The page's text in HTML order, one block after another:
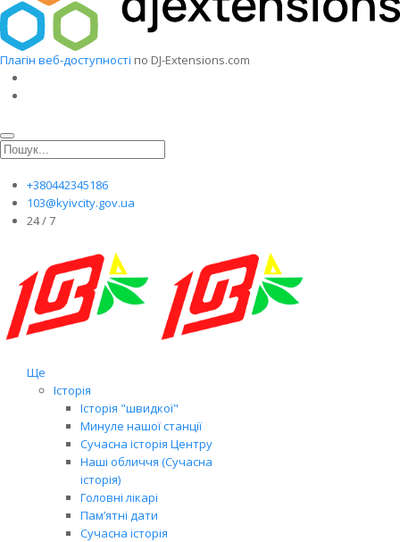
Плагін веб-доступності по DJ-Extensions.com
+380442345186
103@kyivcity.gov.ua
24 / 7
Ще
Історія
Історія "швидкої"
Минуле нашої станції
Сучасна історія Центру
Наші обличчя (Сучасна
історія)
Головні лікарі
Пам’ятні дати
Сучасна історія